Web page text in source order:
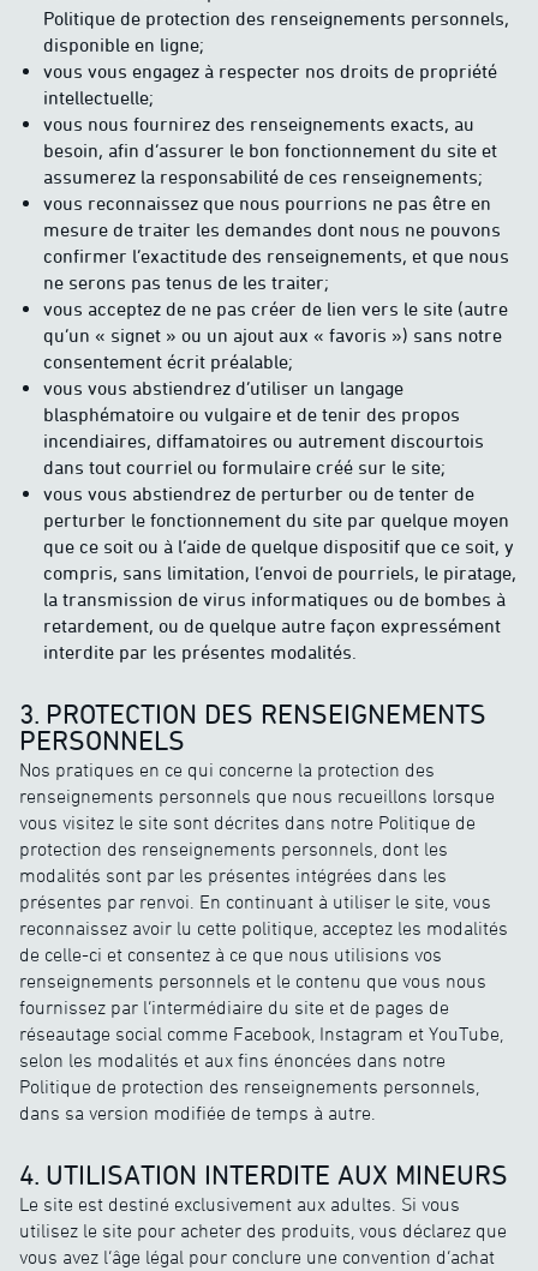
Politique de protection des renseignements personnels,
disponible en ligne;
vous vous engagez à respecter nos droits de propriété
intellectuelle;
vous nous fournirez des renseignements exacts, au
besoin, afin d’assurer le bon fonctionnement du site et
assumerez la responsabilité de ces renseignements;
vous reconnaissez que nous pourrions ne pas être en
mesure de traiter les demandes dont nous ne pouvons
confirmer l’exactitude des renseignements, et que nous
ne serons pas tenus de les traiter;
vous acceptez de ne pas créer de lien vers le site (autre
qu’un « signet » ou un ajout aux « favoris ») sans notre
consentement écrit préalable;
vous vous abstiendrez d’utiliser un langage
blasphématoire ou vulgaire et de tenir des propos
incendiaires, diffamatoires ou autrement discourtois
dans tout courriel ou formulaire créé sur le site;
vous vous abstiendrez de perturber ou de tenter de
perturber le fonctionnement du site par quelque moyen
que ce soit ou à l’aide de quelque dispositif que ce soit, y
compris, sans limitation, l’envoi de pourriels, le piratage,
la transmission de virus informatiques ou de bombes à
retardement, ou de quelque autre façon expressément
interdite par les présentes modalités.
3. PROTECTION DES RENSEIGNEMENTS
PERSONNELS
Nos pratiques en ce qui concerne la protection des
renseignements personnels que nous recueillons lorsque
vous visitez le site sont décrites dans notre Politique de
protection des renseignements personnels, dont les
modalités sont par les présentes intégrées dans les
présentes par renvoi. En continuant à utiliser le site, vous
reconnaissez avoir lu cette politique, acceptez les modalités
de celle-ci et consentez à ce que nous utilisions vos
renseignements personnels et le contenu que vous nous
fournissez par l’intermédiaire du site et de pages de
réseautage social comme Facebook, Instagram et YouTube,
selon les modalités et aux fins énoncées dans notre
Politique de protection des renseignements personnels,
dans sa version modifiée de temps à autre.
4. UTILISATION INTERDITE AUX MINEURS
Le site est destiné exclusivement aux adultes. Si vous
utilisez le site pour acheter des produits, vous déclarez que
vous avez l’âge légal pour conclure une convention d’achat